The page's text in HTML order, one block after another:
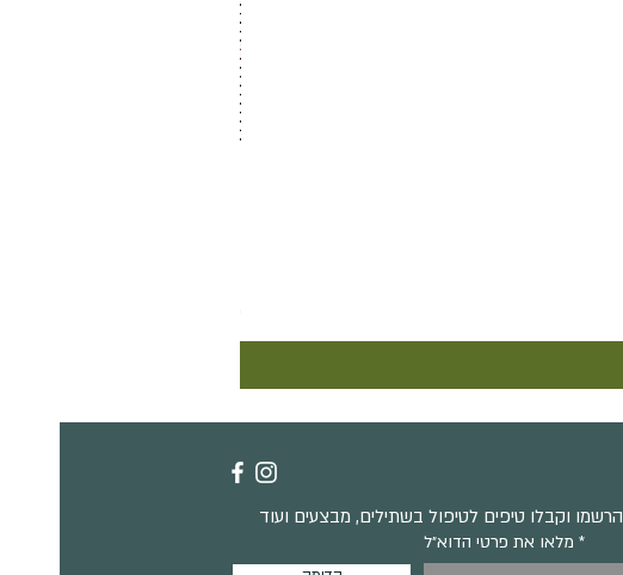
מלאו את פרטי הדוא״ל
הרשמו וקבלו טיפים לטיפול בשתילים, מבצעים ועוד